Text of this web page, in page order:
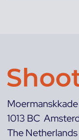
Moermanskkade
1013 BC
The Netherlands